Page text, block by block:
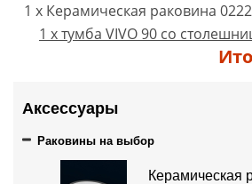
1 x Керамическая раковина
1 x тумба VIVO 90 со
Аксессуары
Раковины на выбор
Керамическая